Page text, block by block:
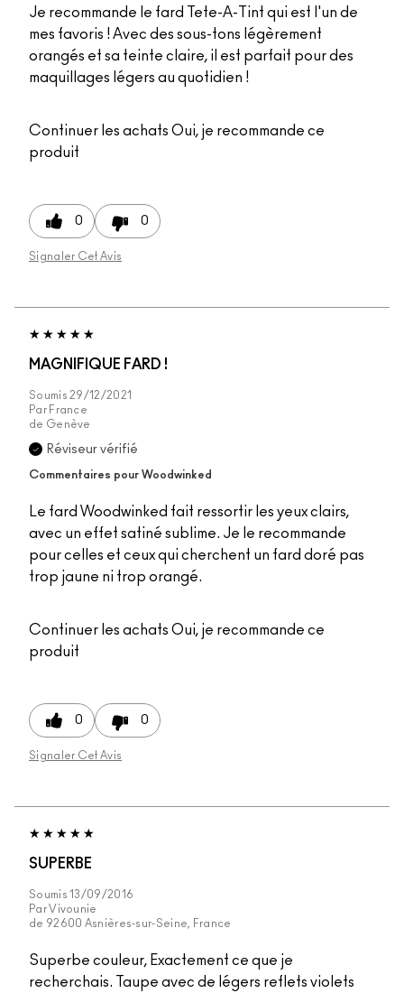
Je recommande le fard Tete-A-Tint qui est l'un de
mes favoris ! Avec des sous-tons légèrement
orangés et sa teinte claire, il est parfait pour des
maquillages légers au quotidien !
Continuer les achats Oui, je recommande ce
produit
0 0
Signaler Cet Avis
MAGNIFIQUE FARD !
Soumis 29/12/2021
Par France
de Genève
Réviseur vérifié
Commentaires pour Woodwinked
Le fard Woodwinked fait ressortir les yeux clairs,
avec un effet satiné sublime. Je le recommande
pour celles et ceux qui cherchent un fard doré pas
trop jaune ni trop orangé.
Continuer les achats Oui, je recommande ce
produit
0 0
Signaler Cet Avis
SUPERBE
Soumis13/09/2016
ParVivounie
de 92600 Asnières-sur-Seine, France
Superbe couleur, Exactement ce que je
recherchais. Taupe avec de légers reflets violets